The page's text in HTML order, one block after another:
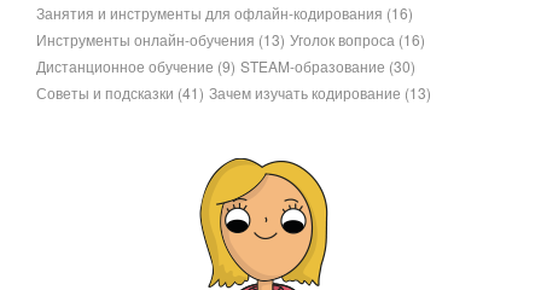
Занятия и инструменты для офлайн-кодирования (16)
Инструменты онлайн-обучения (13) Уголок вопроса (16)
Дистанционное обучение (9) STEAM-образование (30)
Советы и подсказки (41) Зачем изучать кодирование (13)